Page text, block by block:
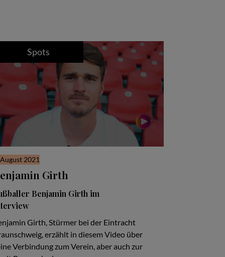
Spots
2021
Girth
Benjamin Girth im
Girth, Stürmer bei der Eintracht
erzählt in diesem Video über
Verbindung zum Verein, aber auch zur